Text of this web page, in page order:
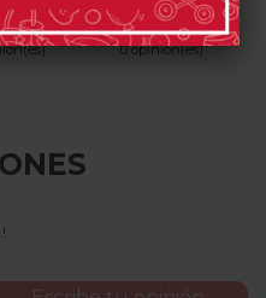
0 opinión(es)